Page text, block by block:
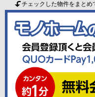
チェックした物件をまとめ